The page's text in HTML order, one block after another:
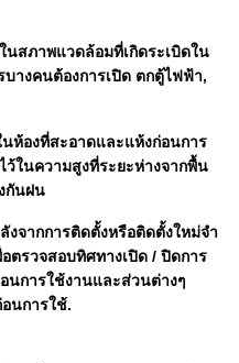
นสภาพแวดล้อมที่เกิดระเบิดใน
างคนต้องการเปิด ตกตู้ไฟฟ้า,
นห้องที่สะอาดและแห้งก่อนการ
ว้ในความสูงที่ระยะห่างจากพื้น
กันฝน
จากการติดตั้งหรือติดตั้งใหม่จํา
ตรวจสอบทิศทางเปิด / ปิดการ
นการใช้งานและส่วนต่างๆ
นการใช้.